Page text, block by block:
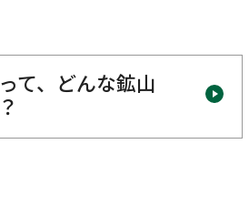
て、どんな鉱山